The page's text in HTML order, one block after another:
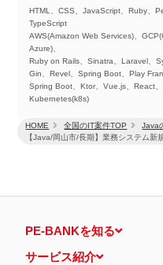
HOME 全国のIT案件TOP Java
【Java/岡山市/長期】業務システム新
HTML、CSS、JavaScript、Ruby、
TypeScript
AWS(Amazon Web Services)、
Azure)、
Ruby on Rails、Sinatra、Laravel、
Gin、Revel、Spring Boot、Play
Spring Boot、Ktor、Vue.js、React
Kubernetes(k8s)
PE-BANKを知る
サービス紹介